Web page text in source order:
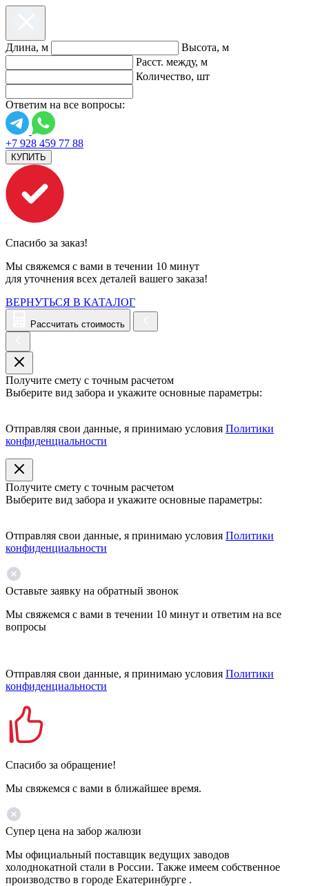
Длина, м
Высота, м
Расст. между, м
Количество, шт
Ответим на все вопросы:
+7 928 459 77 88
КУПИТЬ
Спасибо за заказ!
Мы свяжемся с вами в течении 10 минут
для уточнения всех деталей вашего заказа!
ВЕРНУТЬСЯ В КАТАЛОГ
Рассчитать стоимость
Получите смету с точным расчетом
Выберите вид забора и укажите основные параметры:
Отправляя свои данные, я принимаю условия Политики
конфиденциальности
Получите смету с точным расчетом
Выберите вид забора и укажите основные параметры:
Отправляя свои данные, я принимаю условия Политики
конфиденциальности
Оставьте заявку на обратный звонок
Мы свяжемся с вами в течении 10 минут и ответим на все
вопросы
Отправляя свои данные, я принимаю условия Политики
конфиденциальности
Спасибо за обращение!
Мы свяжемся с вами в ближайшее время.
Супер цена на забор жалюзи
Мы официальный поставщик ведущих заводов
холоднокатной стали в России. Также имеем собственное
производство в городе Екатеринбурге .